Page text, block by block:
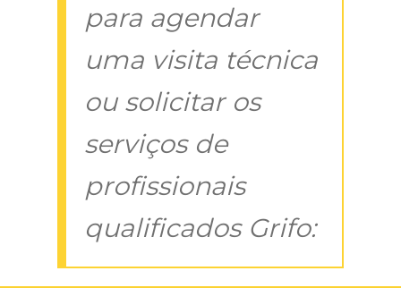
para agendar
uma visita técnica
ou solicitar os
serviços de
profissionais
qualificados Grifo: